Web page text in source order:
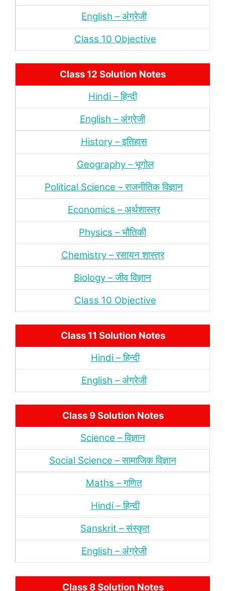
English – अंंग्रेजी
Class 10 Objective
Class 12 Solution Notes
Hindi – हिन्‍दी
English – अंग्रेजी
History – इतिहास
Geography – भूगोल
Political Science – राजनीतिक विज्ञान
Economics – अर्थशास्‍त्र
Physics – भौतिकी
Chemistry – रसायन शास्‍त्र
Biology – जीव विज्ञान
Class 10 Objective
Class 11 Solution Notes
Hindi – हिन्‍दी
English – अंंग्रेजी
Class 9 Solution Notes
Science – विज्ञान
Social Science – सामाजिक विज्ञान
Maths – गणित
Hindi – हिन्‍दी
Sanskrit – संस्‍कृत
English – अंंग्रेजी
Class 8 Solution Notes